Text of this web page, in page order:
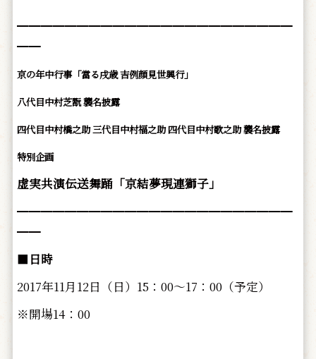
━━━━━━━━━━━━━━━━━━━━━━━
━━
京の年中行事「當る戌歳 吉例顔見世興行」
八代目中村芝翫 襲名披露
四代目中村橋之助 三代目中村福之助 四代目中村歌之助襲名披露
特別企画
虚実共演伝送舞踊「京結夢現連獅子」
━━━━━━━━━━━━━━━━━━━━━━━
━━
■ 日時
2017年11月12日（日）15：00～17：00（予定）
※開場14：00